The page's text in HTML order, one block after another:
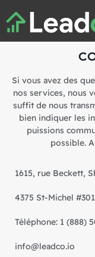
Si vous avez des
nos services, nous
suffit de nous
bien indiquer les
puissions
possible.
1615, rue Beckett,
4375 St-Michel
Téléphone: 1 (888)
info@leadco.io